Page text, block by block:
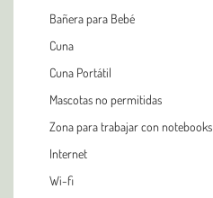
Bañera para Bebé
Cuna
Cuna Portátil
Mascotas no permitidas
Zona para trabajar con notebooks
Internet
Wi-fi